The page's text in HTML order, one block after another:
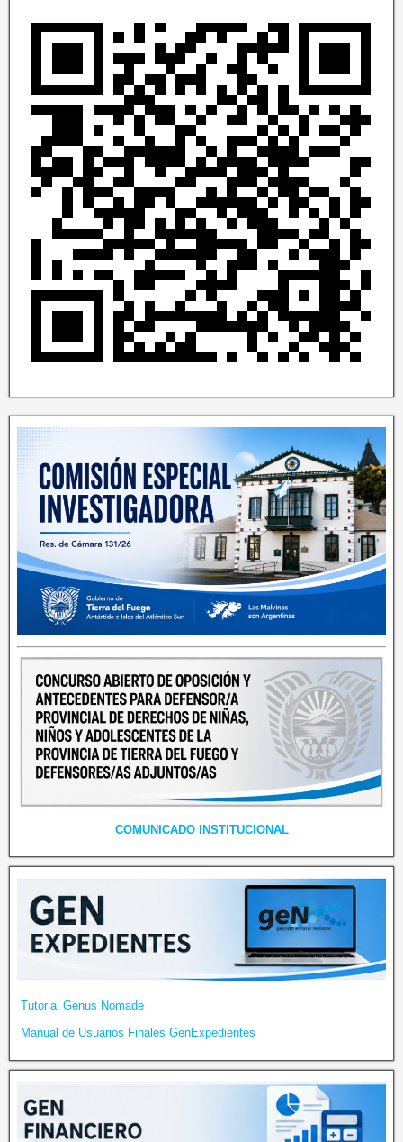
COMUNICADO INSTITUCIONAL
Tutorial Genus Nomade
Manual de Usuarios Finales GenExpedientes